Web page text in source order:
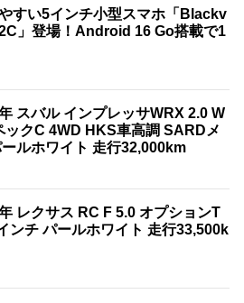
すい5インチ小型スマホ「Blackv
」登場！Android 16 Go搭載で1
スバル インプレッサWRX 2.0 W
ックC 4WD HKS車高調 SARDメ
ルホワイト 走行32,000km
レクサス RC F 5.0 オプションT
ンチ パールホワイト 走行33,500k